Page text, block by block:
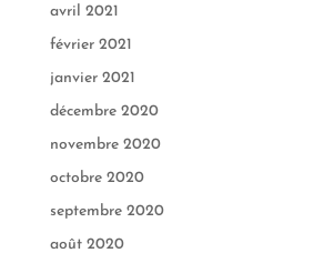
avril 2021
février 2021
janvier 2021
décembre 2020
novembre 2020
octobre 2020
septembre 2020
août 2020